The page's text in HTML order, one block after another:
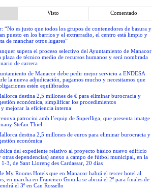
Visto Comentado
“No es justo que todos los grupos de contenedores de basura y
puesto en los barrios y el extrarradio, el centro está limpio y
de manchar otros lugares”
supera el proceso selectivo del Ayuntamiento de Manacor
plaza de técnico medio de recursos humanos y será nombrada
de carrera
de Manacor debe pedir mejor servicio a ENDESA
la nueva adjudicación, pagamos mucho y necesitamos que
estén equilibrados
destina 2,5 millones de € para eliminar burocracia y
económica, simplificar los procedimientos
mejorar la eficiencia interna
patrocini amb l’equip de Superlliga, que presenta imatge
Stefan Thiel
destina 2,5 millones de euros para eliminar burocracia y
económica
del expediente relativo al proyecto básico nuevo edificio
otras dependencias) anexo a campo de fútbol municipal, en la
3, de Sant Llorenç des Cardassar, 20 días
My Rooms Hotels que en Manacor habrá el tercer hotel al
en marcha en Francisco Gomila se abrirá el 2º para finales de
el 3º en Can Rossello